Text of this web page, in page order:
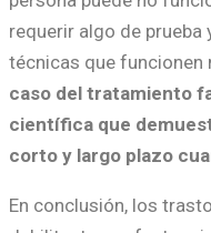
requerir algo de prueba
técnicas que funcionen
caso del tratamiento
científica que
corto y largo plazo
En conclusión, los